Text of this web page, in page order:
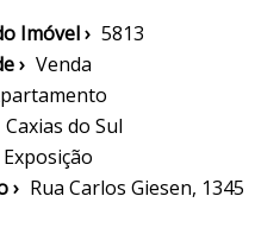
Imóvel › 5813
› Venda
Caxias do Sul
Exposição
› Rua Carlos Giesen, 1345